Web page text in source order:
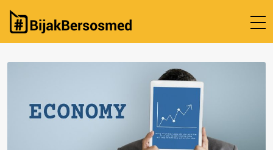
Beranda
Tentang Kami